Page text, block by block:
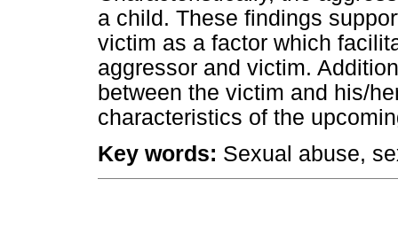
a child. These findings
victim as a factor which
aggressor and victim.
between the victim and his/
characteristics of the
Key words: Sexual abuse,